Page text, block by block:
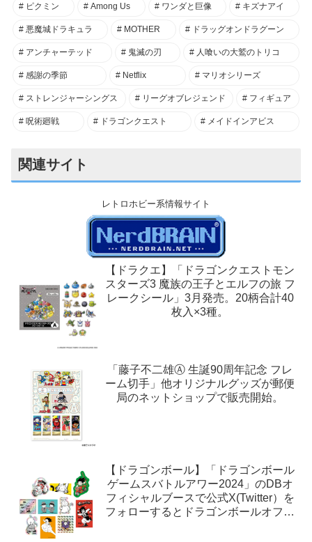
ピクミン Among Us ワンダと巨像 キズナアイ
悪魔城ドラキュラ MOTHER ドラッグオンドラグーン
アンチャーテッド 鬼滅の刃 人喰いの大鷲のトリコ
感謝の季節 Netflix マリオシリーズ
ストレンジャーシングス リーグオブレジェンド フィギュア
呪術廻戦 ドラゴンクエスト メイドインアビス
関連サイト
レトロホビー系情報サイト
【ドラクエ】「ドラゴンクエストモン
スターズ3 魔族の王子とエルフの旅 フ
レークシール」3月発売。20柄合計40
枚入×3種。
「藤子不二雄Ⓐ 生誕90周年記念 フレ
ーム切手」他オリジナルグッズが郵便
局のネットショップで販売開始。
【ドラゴンボール】「ドラゴンボール
ゲームスバトルアワー2024」のDBオ
フィシャルブースで公式X(Twitter）を
フォローするとドラゴンボールオフィ